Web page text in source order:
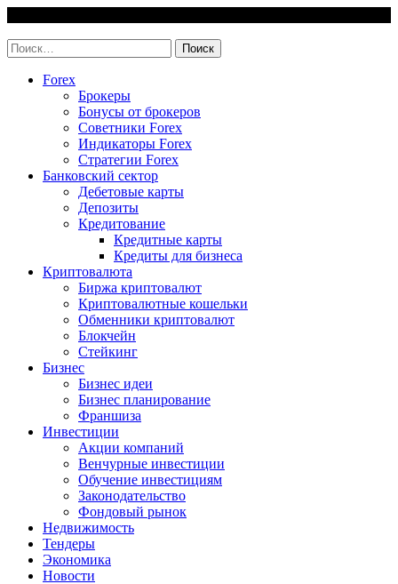
content
Найти:
Forex
Брокеры
Бонусы от брокеров
Советники Forex
Индикаторы Forex
Стратегии Forex
Банковский сектор
Дебетовые карты
Депозиты
Кредитование
Кредитные карты
Кредиты для бизнеса
Криптовалюта
Биржа криптовалют
Криптовалютные кошельки
Обменники криптовалют
Блокчейн
Стейкинг
Бизнес
Бизнес идеи
Бизнес планирование
Франшиза
Инвестиции
Акции компаний
Венчурные инвестиции
Обучение инвестициям
Законодательство
Фондовый рынок
Недвижимость
Тендеры
Экономика
Новости